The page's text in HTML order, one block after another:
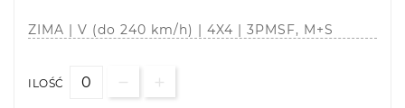
ZIMA | V (do 240 km/h) | 4X4 | 3PMSF, M+S
ILOŚĆ